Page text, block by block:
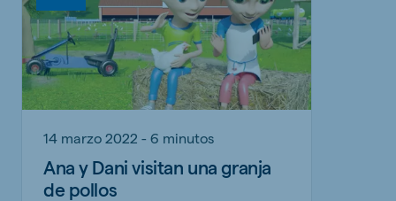
14 marzo 2022 - 6 minutos
Ana y Dani visitan una granja
de pollos